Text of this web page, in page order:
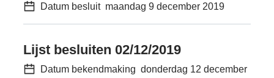
Datum besluit maandag 9 december 2019
Lijst besluiten 02/12/2019
Datum bekendmaking donderdag 12 december